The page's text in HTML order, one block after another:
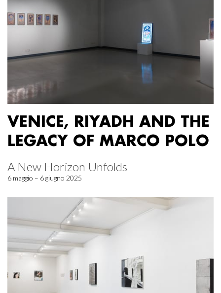
VENICE, RIYADH AND THE
LEGACY OF MARCO POLO
A New Horizon Unfolds
6 maggio – 6 giugno 2025